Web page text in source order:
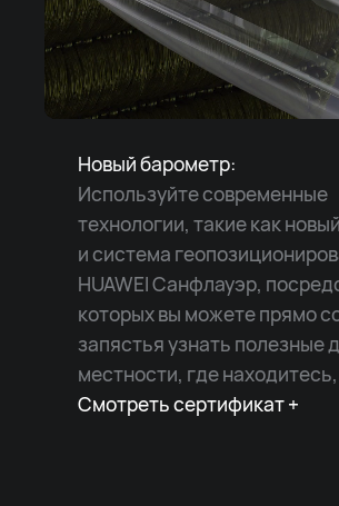
Новый барометр:
Используйте современные
технологии, такие как
и система
HUAWEI Санфлауэр,
которых вы можете прямо
запястья узнать полезные
местности, где
Смотреть сертификат +